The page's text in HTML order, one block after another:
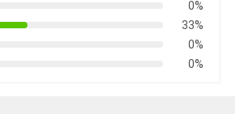
0%
33%
0%
0%